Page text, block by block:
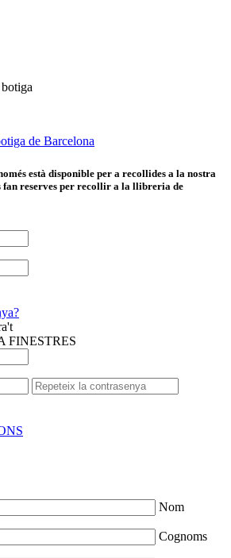
de Barcelona
està disponible per a recollides a la nostra
fan reserves per recollir a la llibreria de
FINESTRES
Nom
Cognoms